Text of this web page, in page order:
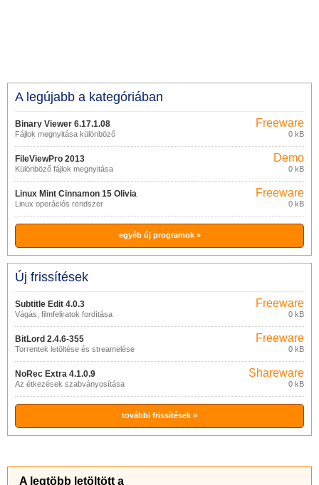
A legújabb a kategóriában
Binary Viewer 6.17.1.08
Fájlok megnyitása különböző
formátumokban
Freeware
0 kB
FileViewPro 2013
Különböző fájlok megnyitása
Demo
0 kB
Linux Mint Cinnamon 15 Olivia
Linux operációs rendszer
Freeware
0 kB
egyéb új programok »
Új frissítések
Subtitle Edit 4.0.3
Vágás, filmfeliratok fordítása
Freeware
0 kB
BitLord 2.4.6-355
Torrentek letöltése és streamelése
Freeware
0 kB
NoRec Extra 4.1.0.9
Az étkezések szabványosítása
Shareware
0 kB
további frissítések »
A legtöbb letöltött a